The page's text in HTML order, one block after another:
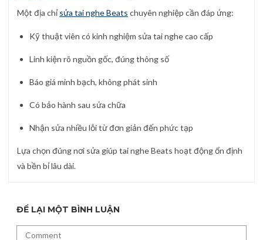
Một địa chỉ sửa tai nghe Beats chuyên nghiệp cần đáp ứng:
Kỹ thuật viên có kinh nghiệm sửa tai nghe cao cấp
Linh kiện rõ nguồn gốc, đúng thông số
Báo giá minh bạch, không phát sinh
Có bảo hành sau sửa chữa
Nhận sửa nhiều lỗi từ đơn giản đến phức tạp
Lựa chọn đúng nơi sửa giúp tai nghe Beats hoạt động ổn định
và bền bỉ lâu dài.
ĐỂ LẠI MỘT BÌNH LUẬN